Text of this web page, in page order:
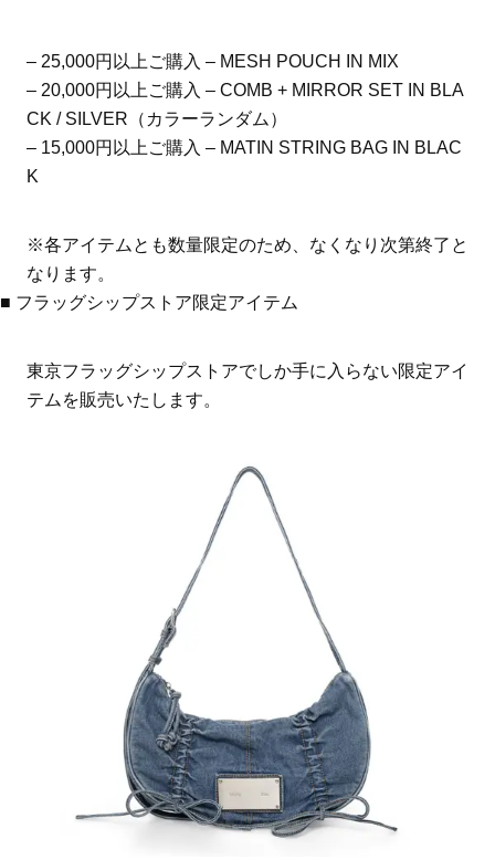
– 25,000円以上ご購入 – MESH POUCH IN MIX
– 20,000円以上ご購入 – COMB + MIRROR SET IN BLA
CK / SILVER（カラーランダム）
– 15,000円以上ご購入 – MATIN STRING BAG IN BLAC
K
※各アイテムとも数量限定のため、なくなり次第終了と
なります。
■ フラッグシップストア限定アイテム
東京フラッグシップストアでしか手に入らない限定アイ
テムを販売いたします。